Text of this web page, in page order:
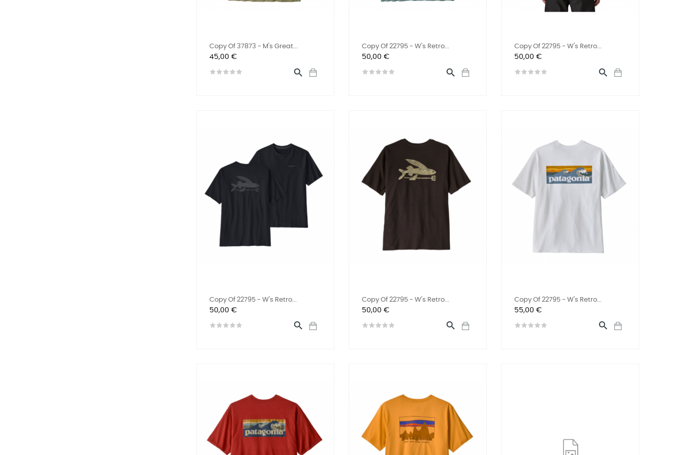
Copy Of 37873 - M's Great...
Preis
45,00 €

Copy Of 22795 - W's Retro...
Preis
50,00 €

Copy Of 22795 - W's Retro...
Preis
50,00 €

Copy Of 22795 - W's Retro...
Preis
50,00 €

Copy Of 22795 - W's Retro...
Preis
50,00 €

Copy Of 22795 - W's Retro...
Preis
55,00 €
